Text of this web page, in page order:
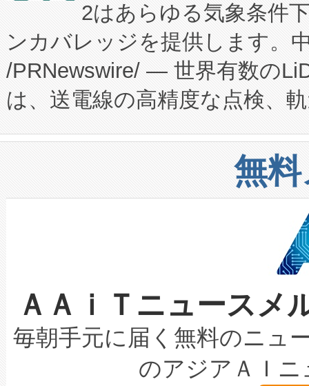
のアクセスを大幅に拡大する
Fully-Connected Continuous
プログラムには、施設設計・
に関する技術移転および知的
構造化トレーニングカリキュ
上げおよび商用化段階におけ
設備整備および立ち上げ調整
加組織は、Enzeneのバイオ
選定された製品について、自
取得できる可能性もあります
設には、3億～4億ドルかか
最高経営責任者（CEO）であ
す。「当社のfully-connected
ードするVoltaiqは、日本にあ
ーエネルギー貯蔵システム（
た。 Voltaiq独自のAI搭載プラ
定、統合、導入、運用に至る
安全性を追跡し、確保する事
増加しているデータセンター
る電力網に大きな負担をかけ
事業者の負担軽減という課題
系統連系を迅速にし、ピーク
限を超えて利用可能な電力容
持できるよう貢献します。こ
ービスレベル契約（SLA）違
テリー性能の劣化によるダウ
2はあらゆる気象条件
ンカバレッジを提供します。
/PRNewswire/ — 世界有数の
は、送電線の高精度な点検、
や穀物倉庫におけるバルク材
リューション「Avia 2」を発
したAvia 2は、1,000メート
狭視野のFOVを切り替えるこ
ケーブル、枝などの細かな対
なレーザースポットにより、
な環境下でも豊かなディテー
キロメートル範囲を検出
LiDAR for Inspections,
無
ＡＡｉＴニュース
毎朝手元に届く無料のニュ
のアジアＡＩ